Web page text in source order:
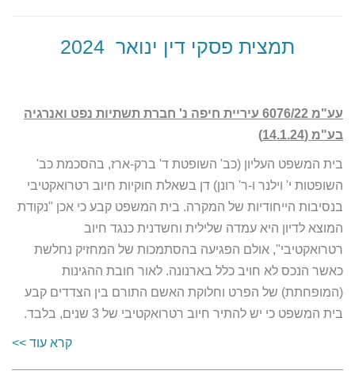
תמצית פסקי דין ינואר 2024
עע"מ 6076/22 עיריית חיפה נ' חברת תשתיות נפט ואנרגיה
בע"מ (14.1.24)
בית המשפט העליון (כב' השופטת ד' ברק-ארז, בהסכמת כב'
השופטות י' וילנר ו-ר' רונן) דן בשאלת חוקיות חיוב רטרואקטיבי
בנסיבות הייחודיות של המקרה. בית המשפט קבע כי אכן "נקודת
המוצא לדיון היא עמדה שלילית וחשדנית כנגד חיוב
רטרואקטיבי", אולם הפגיעה בהסתמכות של המחזיק נחלשת
כאשר הנכס לא חויב כלל בארנונה. לאור חובת ההגינות
(המופחתת) של הפרט וחלוקת האשם התורם בין הצדדים קבע
בית המשפט כי יש להתיר חיוב רטרואקטיבי של 3 שנים, בלבד.
קרא עוד >>